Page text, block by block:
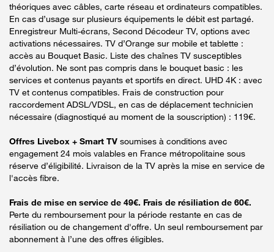
théoriques avec câbles, carte réseau et ordinateurs compatibles.
En cas d’usage sur plusieurs équipements le débit est partagé.
Enregistreur Multi-écrans, Second Décodeur TV, options avec
activations nécessaires. TV d’Orange sur mobile et tablette :
accès au Bouquet Basic. Liste des chaînes TV susceptibles
d’évolution. Ne sont pas compris dans le bouquet basic : les
services et contenus payants et sportifs en direct. UHD 4K : avec
TV et contenus compatibles. Frais de construction pour
raccordement ADSL/VDSL, en cas de déplacement technicien
nécessaire (diagnostiqué au moment de la souscription) : 119€.
Offres Livebox + Smart TV soumises à conditions avec
engagement 24 mois valables en France métropolitaine sous
réserve d’éligibilité. Livraison de la TV après la mise en service de
l'accès fibre.
Frais de mise en service de 49€. Frais de résiliation de 60€.
Perte du remboursement pour la période restante en cas de
résiliation ou de changement d'offre. Un seul remboursement par
abonnement à l’une des offres éligibles.